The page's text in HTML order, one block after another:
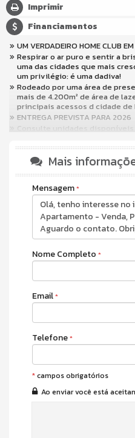
Imprimir
Financiamentos
UM VERDADEIRO HOME CLUB
Respirar o ar puro e sentir a
uma das cidades que mais
um privilégio: é uma dadiva!
Rodeado por uma área de
mais de 4.200m² de área de
principais acessos d cidade de
ENTREGA PREVISTA PARA 2026
Consulte unidades disponíveis
Características do Imóvel
Churrasqueira
Internet / WiFi
Piso Porcelanato
TV a Cabo
Infra para Ar Split
Acabamento em Gesso
Fechadura Eletrônica
Sacada com Churrasqueira
Sala de Jantar
Cozinha
Banheiro Social
Características do
Gerador
Salão de Festas
Mais
Mensagem
Nome Completo
Email
Telefone
*campos obrigatórios
Ao enviar você está